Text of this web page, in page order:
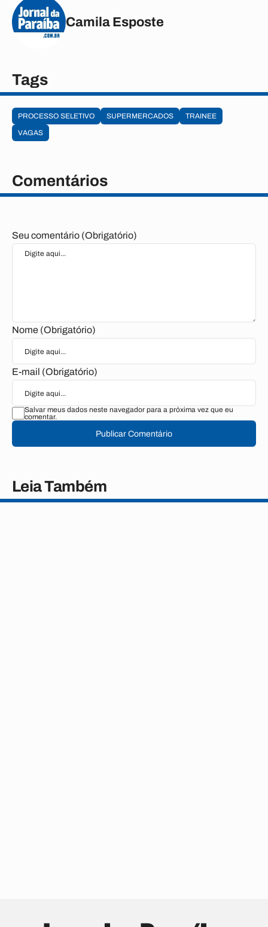
Camila Esposte
Tags
PROCESSO SELETIVO SUPERMERCADOS
TRAINEE
VAGAS
Comentários
Seu comentário (Obrigatório)
Nome (Obrigatório)
E-mail (Obrigatório)
Salvar meus dados neste navegador para a próxima vez que eu
comentar.
Publicar Comentário
Leia Também